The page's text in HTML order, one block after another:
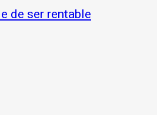
de ser rentable